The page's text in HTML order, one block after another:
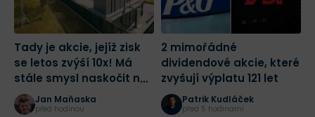
Tady je akcie, jejíž zisk
se letos zvýší 10x! Má
stále smysl naskočit na
jednu z nejlepších sázek
na AI?
Jan Maňaska
před hodinou
2 mimořádné
dividendové akcie, které
zvyšují výplatu 121 let
Patrik Kudláček
před 5 hodinami